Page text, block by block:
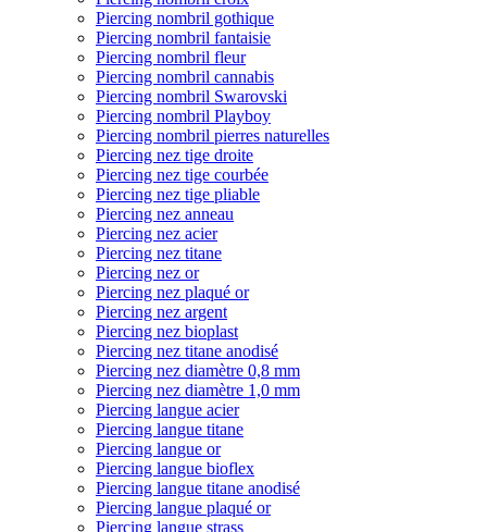
Piercing nombril gothique
Piercing nombril fantaisie
Piercing nombril fleur
Piercing nombril cannabis
Piercing nombril Swarovski
Piercing nombril Playboy
Piercing nombril pierres naturelles
Piercing nez tige droite
Piercing nez tige courbée
Piercing nez tige pliable
Piercing nez anneau
Piercing nez acier
Piercing nez titane
Piercing nez or
Piercing nez plaqué or
Piercing nez argent
Piercing nez bioplast
Piercing nez titane anodisé
Piercing nez diamètre 0,8 mm
Piercing nez diamètre 1,0 mm
Piercing langue acier
Piercing langue titane
Piercing langue or
Piercing langue bioflex
Piercing langue titane anodisé
Piercing langue plaqué or
Piercing langue strass